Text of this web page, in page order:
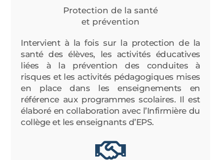
Protection de la santé
et prévention
Intervient à la fois sur la protection de la
santé des élèves, les activités éducatives
liées à la prévention des conduites à
risques et les activités pédagogiques mises
en place dans les enseignements en
référence aux programmes scolaires. Il est
élaboré en collaboration avec l’Infirmière du
collège et les enseignants d’EPS.